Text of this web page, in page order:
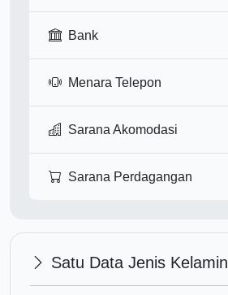
Bank
Menara Telepon
Sarana Akomodasi
Sarana Perdagangan
Satu Data Jenis Kelamin